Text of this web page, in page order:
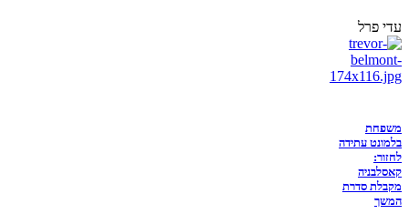
עדי פרל
משפחת
בלמונט עתידה
לחזור:
קאסלבניה
מקבלת סדרת
המשך